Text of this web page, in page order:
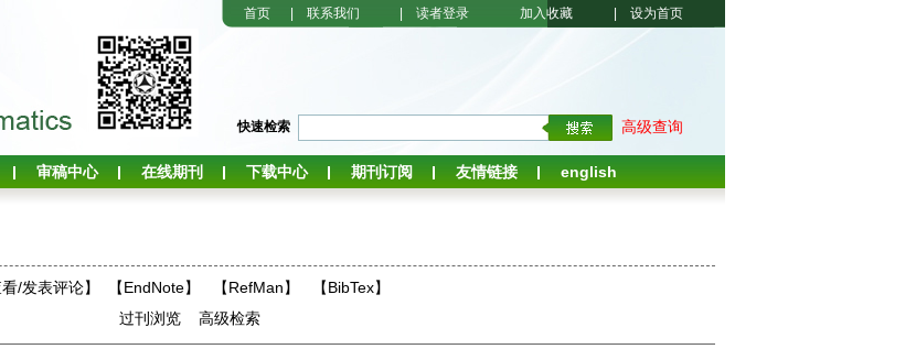
首页 联系我们 读者登录 加入收藏 设为首页
快速检索 高级查询
审稿中心 在线期刊 下载中心 期刊订阅 友情链接 english
/发表评论】 【EndNote】 【RefMan】
【BibTex】
过刊浏览 高级检索